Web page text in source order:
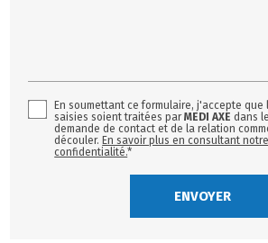
En soumettant ce formulaire, j'accepte que
saisies soient traitées parMEDI AXE dans
demande de contact et de la relation
découler.En savoir plus en consultant
confidentialité.*